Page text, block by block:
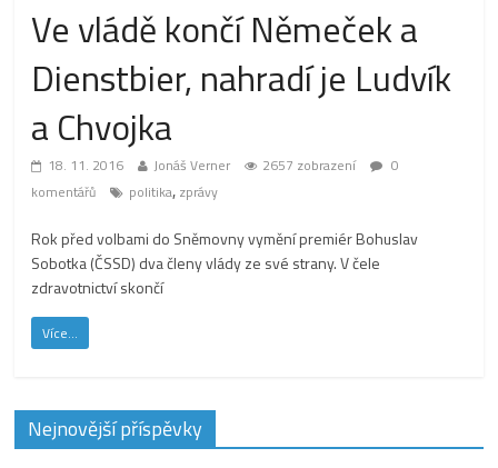
Ve vládě končí Němeček a
Dienstbier, nahradí je Ludvík
a Chvojka
18. 11. 2016 Jonáš Verner 2657 zobrazení
0
komentářů
politika, zprávy
Rok před volbami do Sněmovny vymění premiér Bohuslav
Sobotka (ČSSD) dva členy vlády ze své strany. V čele
zdravotnictví skončí
Více...
Nejnovější příspěvky